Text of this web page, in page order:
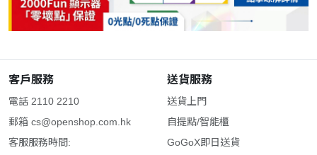
客戶服務
電話 2110 2210
郵箱 cs@openshop.com.hk
客服服務時間:
送貨服務
送貨上門
自提點/智能櫃
GoGoX即日送貨